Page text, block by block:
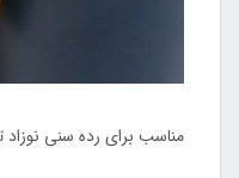
مناسب برای رده سنی نوزاد